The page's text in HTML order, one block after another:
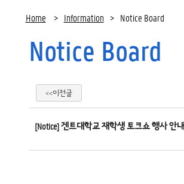
Home > Information > Notice Board
Notice Board
<<이전글
[Notice] 겐트대학교 재학생 토크쇼 행사 안내